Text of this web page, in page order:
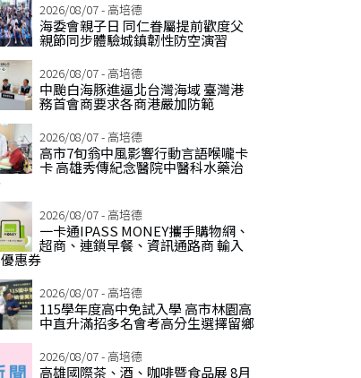
2026/08/07 - 高培德
海委會親子日 同仁眷屬提前歡度父
親節同步體驗城鎮韌性防空演習
2026/08/07 - 高培德
中颱白海豚進逼北台灣海域 臺灣港
務首會商要求各商港嚴加防範
2026/08/07 - 高培德
高市7旬翁中風影響行動言語喉嚨卡
卡 高雄秀傳紀念醫院中醫科水藥治
2026/08/07 - 高培德
一卡通IPASS MONEY攜手購物網、
超商、連鎖早餐、資訊通路商 輸入
惠券
2026/08/07 - 高培德
115學年度高中免試入學 高市林園高
中直升滿招多名會考高分生選擇留鄉
2026/08/07 - 高培德
高雄國際茶、酒、咖啡暨食品展 8月